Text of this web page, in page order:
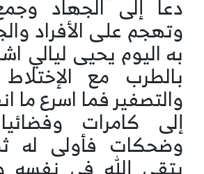
دعا إلى الجهاد
وتهجم على الأفراد
به اليوم يحيى ليالي
بالطرب مع
والتصفير فما اسرع ما
إلى كامرات
وضحكات فأولى له